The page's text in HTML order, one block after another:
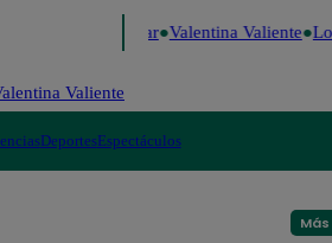
Dólar Valentina Valiente Lo
Valiente
DeportesEspectáculos